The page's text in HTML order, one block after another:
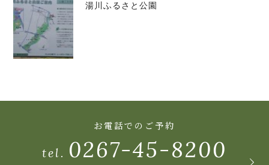
湯川ふるさと公園
お電話でのご予約
tel. 0267-45-8200